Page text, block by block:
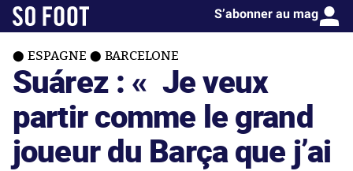
S’abonner au mag
ESPAGNE BARCELONE
Suárez : « Je veux
partir comme le grand
joueur du Barça que j’ai